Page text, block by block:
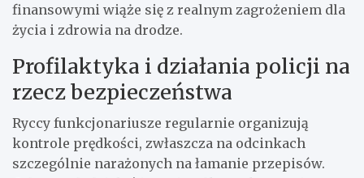
finansowymi wiąże się z realnym zagrożeniem dla
życia i zdrowia na drodze.
Profilaktyka i działania policji na
rzecz bezpieczeństwa
Ryccy funkcjonariusze regularnie organizują
kontrole prędkości, zwłaszcza na odcinkach
szczególnie narażonych na łamanie przepisów.